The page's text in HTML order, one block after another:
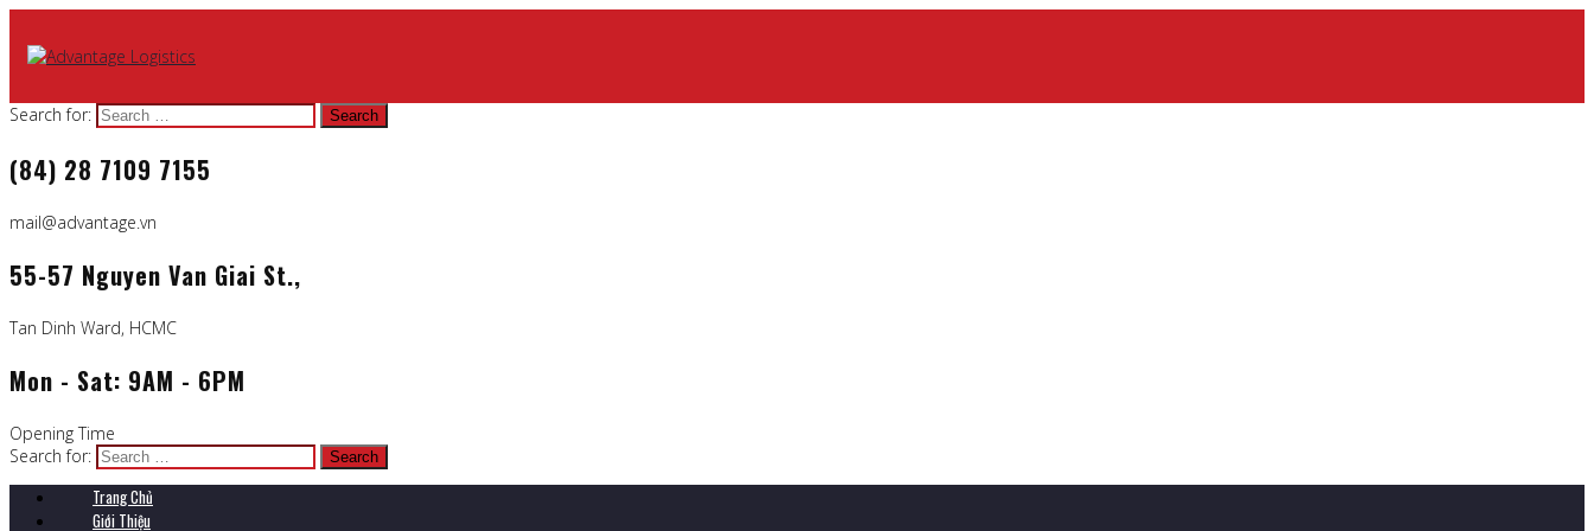
Search for:
(84) 28 7109 7155
mail@advantage.vn
55-57 Nguyen Van Giai St.,
Tan Dinh Ward, HCMC
Mon - Sat: 9AM - 6PM
Opening Time
Search for:
Trang Chủ
Giới Thiệu